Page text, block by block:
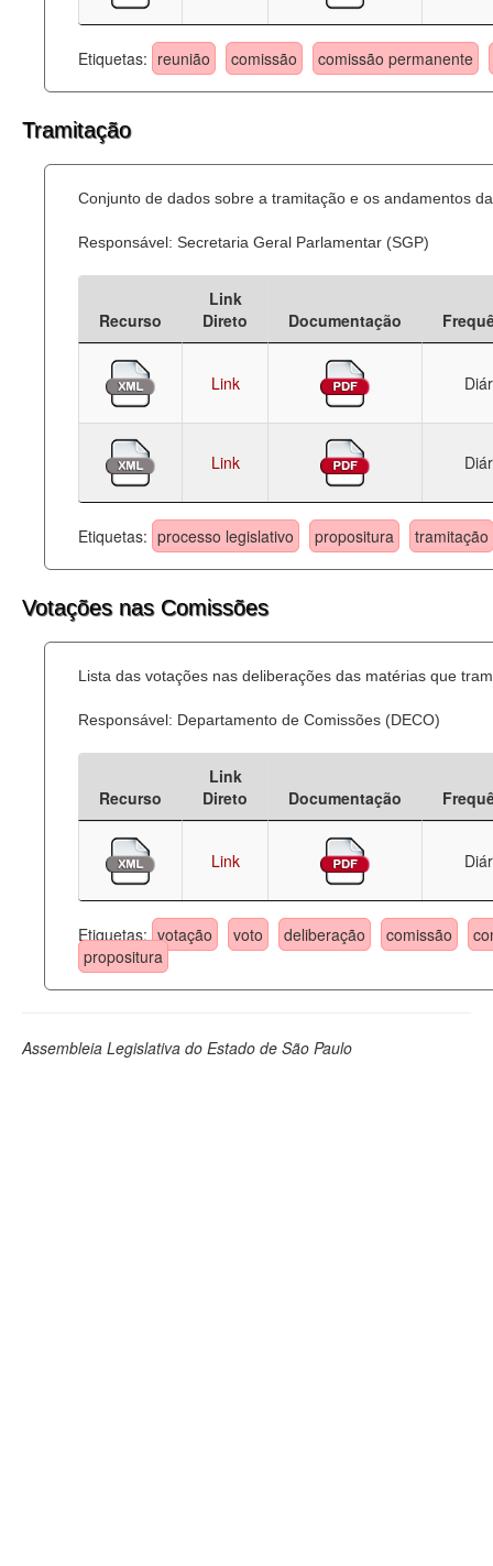
Etiquetas: reunião comissão comissão permanente
Tramitação
Conjunto de dados sobre a tramitação e os andamentos
Responsável: Secretaria Geral Parlamentar (SGP)
Recurso
Link
Direto
Documentação
Link
Link
Etiquetas: processo legislativo propositura tramitação
Votações nas Comissões
Lista das votações nas deliberações das matérias que
Responsável: Departamento de Comissões (DECO)
Recurso
Link
Direto
Documentação
Link
Etiquetas: votação voto deliberação comissão
propositura
Assembleia Legislativa do Estado de São Paulo